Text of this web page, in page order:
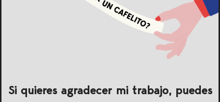
Si quieres agradecer mi trabajo, puedes